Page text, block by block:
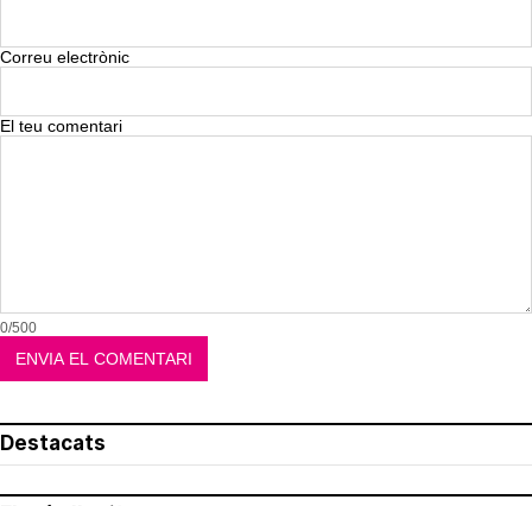
Correu electrònic
El teu comentari
0/500
Destacats